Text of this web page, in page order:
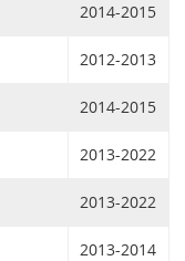
2014-2015
2012-2013
2014-2015
2013-2022
2013-2022
2013-2014